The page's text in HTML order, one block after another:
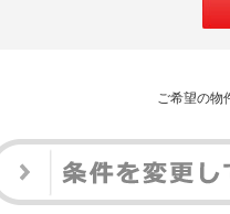
ご希望の物